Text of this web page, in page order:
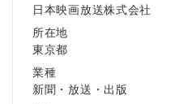
日本映画放送株式会社
所在地
東京都
業種
新聞・放送・出版